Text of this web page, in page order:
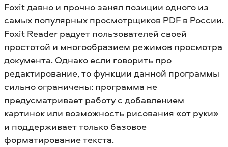
Foxit давно и прочно занял позиции одного из
самых популярных просмотрщиков PDF в России.
Foxit Reader радует пользователей своей
простотой и многообразием режимов просмотра
документа. Однако если говорить про
редактирование, то функции данной программы
сильно ограничены: программа не
предусматривает работу с добавлением
картинок или возможность рисования «от руки»
и поддерживает только базовое
форматирование текста.